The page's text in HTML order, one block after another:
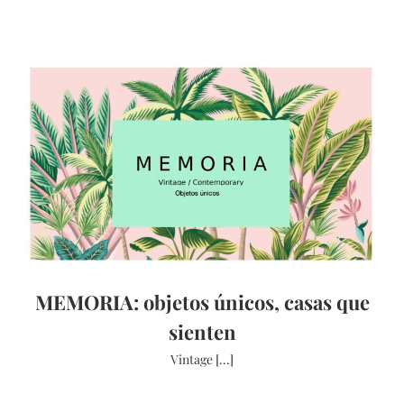
MEMORIA: objetos únicos, casas que
sienten
Vintage [...]